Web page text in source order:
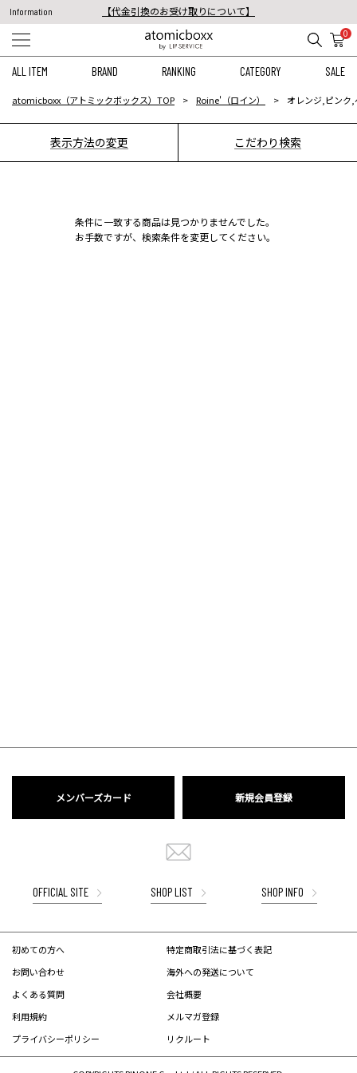
Information
【代金引換のお受け取りについて】
税込11,000円以上のご注文で送料無料！
0
ALL ITEM BRAND RANKING CATEGORY SALE
atomicboxx（アトミックボックス）TOP Roine'（ロイン） オレンジ,ピンク,
表示方法の変更 こだわり検索
条件に一致する商品は見つかりませんでした。
お手数ですが、検索条件を変更してください。
メンバーズカード 新規会員登録
OFFICIAL SITE SHOP LIST SHOP INFO
初めての方へ
お問い合わせ
よくある質問
利用規約
プライバシーポリシー
特定商取引法に基づく表記
海外への発送について
会社概要
メルマガ登録
リクルート